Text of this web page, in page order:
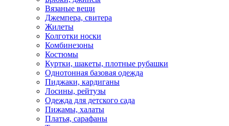
Вязаные вещи
Джемпера, свитера
Жилеты
Колготки носки
Комбинезоны
Костюмы
Куртки, шакеты, плотные рубашки
Однотонная базовая одежда
Пиджаки, кардиганы
Лосины, рейтузы
Одежда для детского сада
Пижамы, халаты
Платья, сарафаны